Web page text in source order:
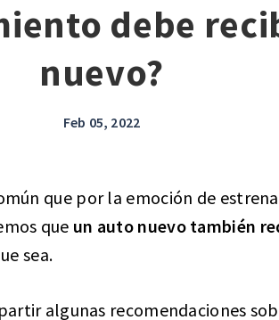
debe
nuevo?
Feb 05, 2022
que por la emoción de
que un auto nuevo también
sea.
algunas recomendaciones